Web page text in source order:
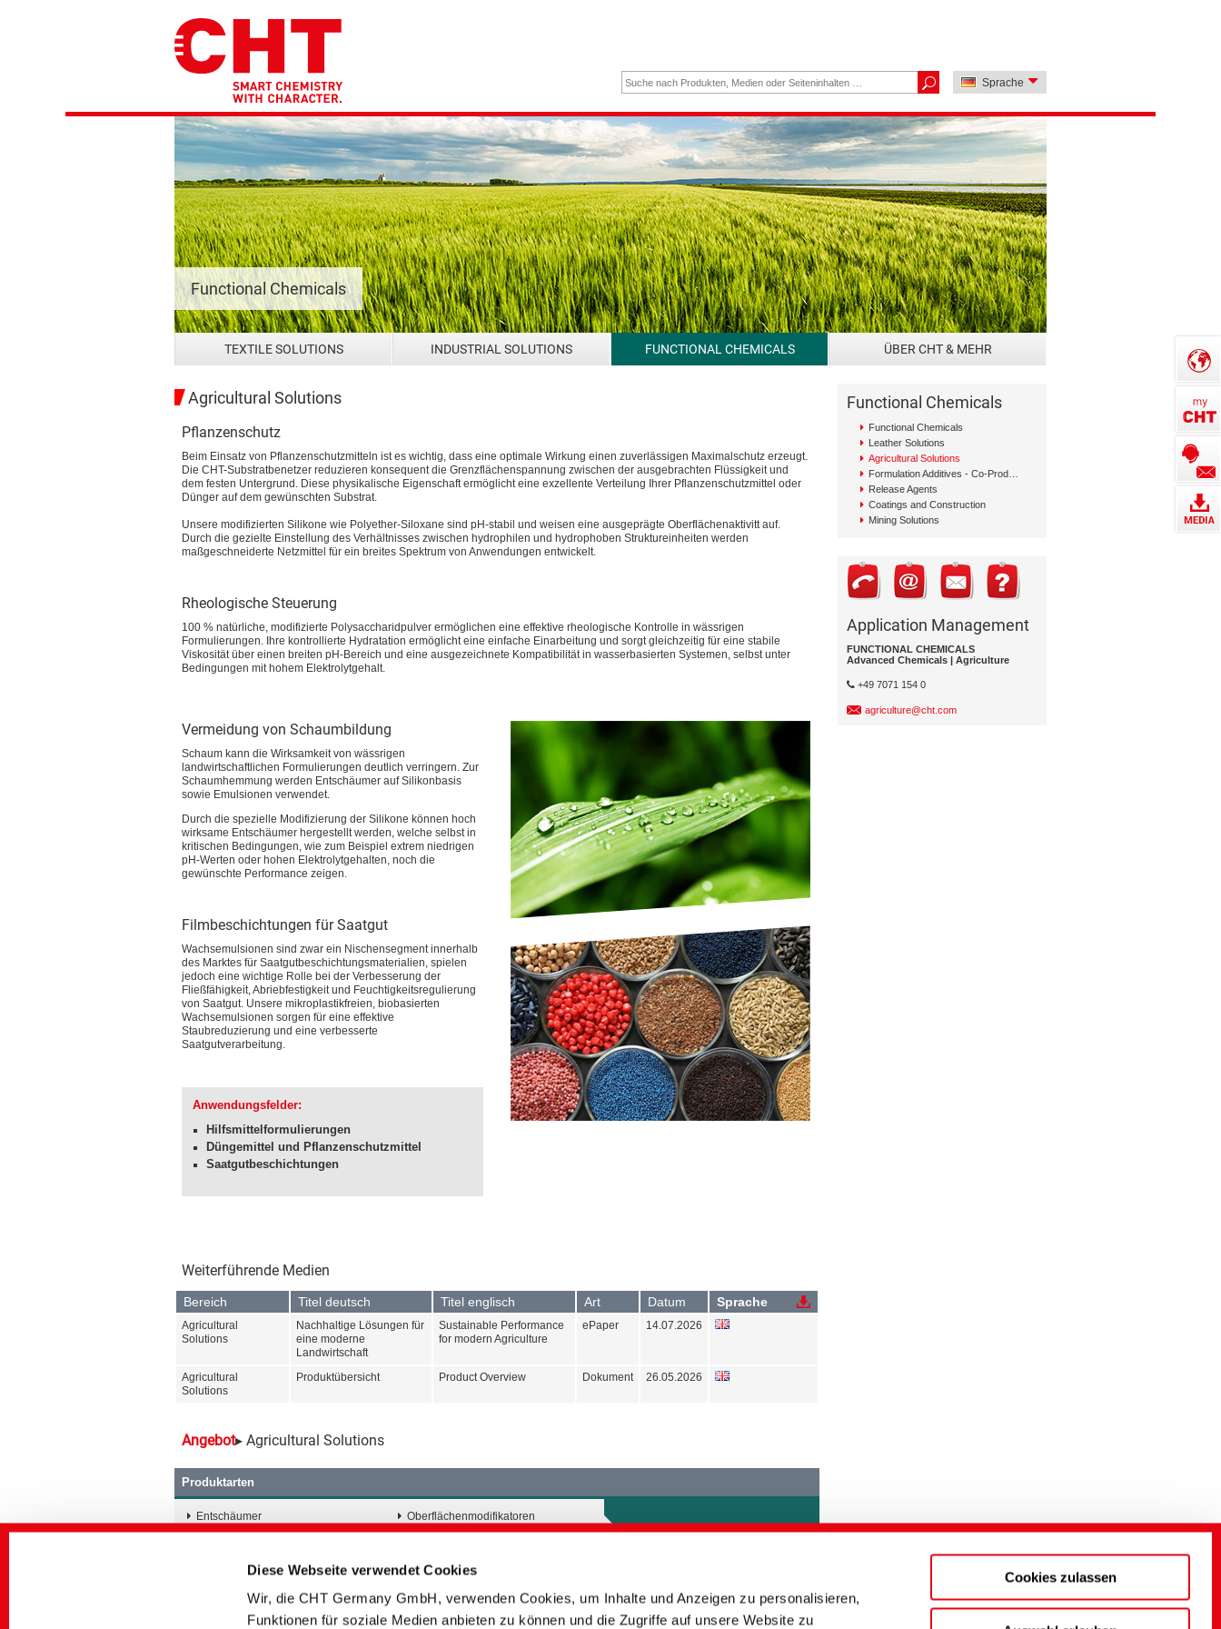
Diese Webseite verwendet Cookies
Wir, die CHT Germany GmbH, verwenden Cookies, um Inhalte und Anzeigen zu personalisieren,
Funktionen für soziale Medien anbieten zu können und die Zugriffe auf unsere Website zu
Cookies zulassen
Sprache
Functional Chemicals
TEXTILE SOLUTIONS INDUSTRIAL SOLUTIONS FUNCTIONAL CHEMICALS ÜBER CHT & MEHR
Agricultural Solutions
Pflanzenschutz
Beim Einsatz von Pflanzenschutzmitteln ist es wichtig, dass eine optimale Wirkung einen zuverlässigen Maximalschutz erzeugt.
Die CHT-Substratbenetzer reduzieren konsequent die Grenzflächenspannung zwischen der ausgebrachten Flüssigkeit und
dem festen Untergrund. Diese physikalische Eigenschaft ermöglicht eine exzellente Verteilung Ihrer Pflanzenschutzmittel oder
Dünger auf dem gewünschten Substrat.
Unsere modifizierten Silikone wie Polyether-Siloxane sind pH-stabil und weisen eine ausgeprägte Oberflächenaktivitt auf.
Durch die gezielte Einstellung des Verhältnisses zwischen hydrophilen und hydrophoben Struktureinheiten werden
maßgeschneiderte Netzmittel für ein breites Spektrum von Anwendungen entwickelt.
Rheologische Steuerung
100 % natürliche, modifizierte Polysaccharidpulver ermöglichen eine effektive rheologische Kontrolle in wässrigen
Formulierungen. Ihre kontrollierte Hydratation ermöglicht eine einfache Einarbeitung und sorgt gleichzeitig für eine stabile
Viskosität über einen breiten pH-Bereich und eine ausgezeichnete Kompatibilität in wasserbasierten Systemen, selbst unter
Bedingungen mit hohem Elektrolytgehalt.
Vermeidung von Schaumbildung
Schaum kann die Wirksamkeit von wässrigen
landwirtschaftlichen Formulierungen deutlich verringern. Zur
Schaumhemmung werden Entschäumer auf Silikonbasis
sowie Emulsionen verwendet.
Durch die spezielle Modifizierung der Silikone können hoch
wirksame Entschäumer hergestellt werden, welche selbst in
kritischen Bedingungen, wie zum Beispiel extrem niedrigen
pH-Werten oder hohen Elektrolytgehalten, noch die
gewünschte Performance zeigen.
Filmbeschichtungen für Saatgut
Wachsemulsionen sind zwar ein Nischensegment innerhalb
des Marktes für Saatgutbeschichtungsmaterialien, spielen
jedoch eine wichtige Rolle bei der Verbesserung der
Fließfähigkeit, Abriebfestigkeit und Feuchtigkeitsregulierung
von Saatgut. Unsere mikroplastikfreien, biobasierten
Wachsemulsionen sorgen für eine effektive
Staubreduzierung und eine verbesserte
Saatgutverarbeitung.
Anwendungsfelder:
Hilfsmittelformulierungen
Düngemittel und Pflanzenschutzmittel
Saatgutbeschichtungen
Weiterführende Medien
Bereich Titel deutsch Titel englisch Art Datum Sprache
Agricultural
Solutions
Nachhaltige Lösungen für
eine moderne
Landwirtschaft
Sustainable Performance
for modern Agriculture
ePaper 14.07.2026
Agricultural
Solutions
Produktübersicht Product Overview Dokument 26.05.2026
Angebot▸ Agricultural Solutions
Produktarten
Entschäumer
Netz-, Verlaufs-, Rheologie- und
Oberflächenmodifikatoren
Bitte wählen Sie mindestens eine
Functional Chemicals
Functional Chemicals
Leather Solutions
Agricultural Solutions
Formulation Additives - Co-Producer
Release Agents
Coatings and Construction
Mining Solutions
Application Management
FUNCTIONAL CHEMICALS
Advanced Chemicals | Agriculture
+49 7071 154 0
agriculture@cht.com